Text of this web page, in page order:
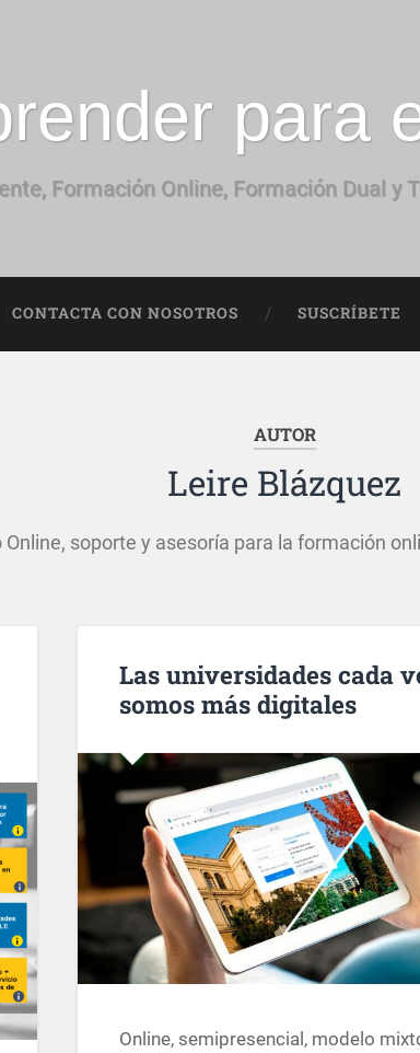
para
Formación Online, Formación Dual y
CONTACTA CON NOSOTROS SUSCRÍBETE
AUTOR
Leire Blázquez
Online, soporte y asesoría para la formación
Las universidades cada
somos más digitales
Online, semipresencial, modelo